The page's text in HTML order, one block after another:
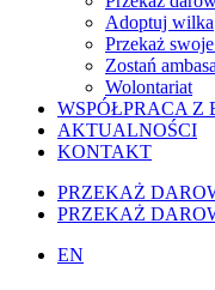
Adoptuj wilka
Przekaż
Zostań
Wolontariat
WSPÓŁPRACA Z
AKTUALNOŚCI
KONTAKT
PRZEKAŻ
PRZEKAŻ
EN